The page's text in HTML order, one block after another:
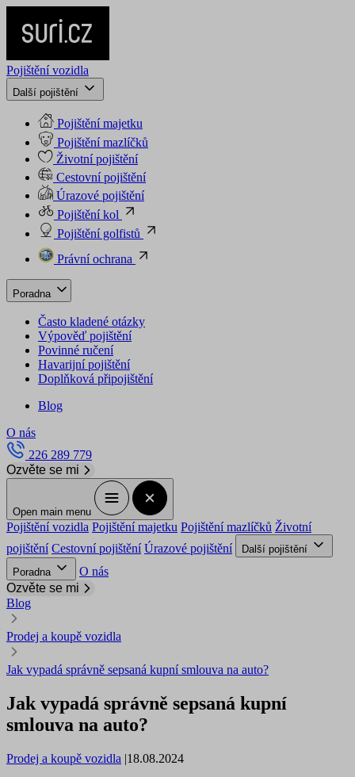
Pojištění vozidla
Další pojištění
Pojištění majetku
Pojištění mazlíčků
Životní pojištění
Cestovní pojištění
Úrazové pojištění
Pojištění kol
Pojištění golfistů
Právní ochrana
Poradna
Často kladené otázky
Výpověď pojištění
Povinné ručení
Havarijní pojištění
Doplňková připojištění
Blog
O nás
226 289 779
Ozvěte se mi
Open main menu
Pojištění vozidla Pojištění majetku Pojištění mazlíčků Životní
pojištění Cestovní pojištění Úrazové pojištění
Další pojištění
Poradna
O nás
Ozvěte se mi
Blog
Prodej a koupě vozidla
Jak vypadá správně sepsaná kupní smlouva na auto?
Jak vypadá správně sepsaná kupní
smlouva na auto?
Prodej a koupě vozidla |18.08.2024